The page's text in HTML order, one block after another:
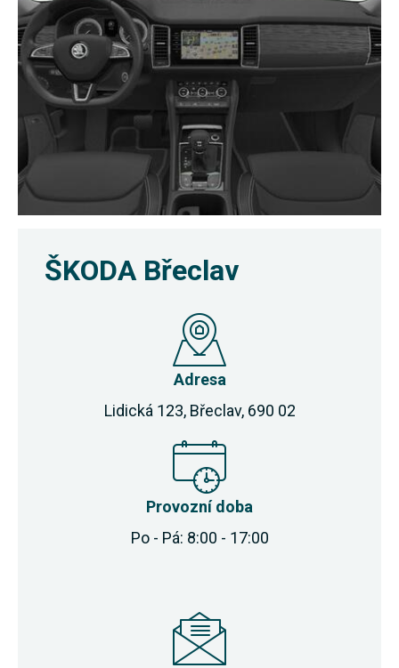
ŠKODA Břeclav
Adresa
Lidická 123, Břeclav, 690 02
Provozní doba
Po - Pá: 8:00 - 17:00